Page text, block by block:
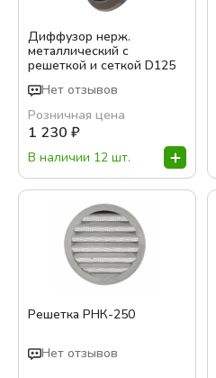
Диффузор нерж.
металлический с
решеткой и сеткой D125
Нет отзывов
Розничная цена
1 230 ₽
В наличии 12 шт.
Решетка РНК-250
Нет отзывов